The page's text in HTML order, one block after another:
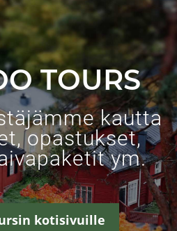
TOURS
kautta
opastukset,
ym.
kotisivuille